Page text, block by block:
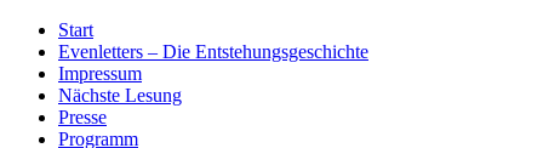
Start
Evenletters – Die Entstehungsgeschichte
Impressum
Nächste Lesung
Presse
Programm